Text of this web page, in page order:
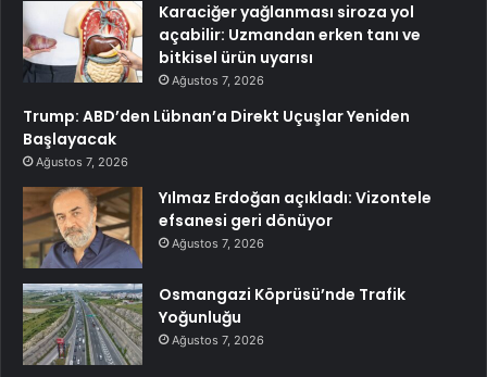
Karaciğer yağlanması siroza yol
açabilir: Uzmandan erken tanı ve
bitkisel ürün uyarısı
Ağustos 7, 2026
Trump: ABD’den Lübnan’a Direkt Uçuşlar Yeniden
Başlayacak
Ağustos 7, 2026
Yılmaz Erdoğan açıkladı: Vizontele
efsanesi geri dönüyor
Ağustos 7, 2026
Osmangazi Köprüsü’nde Trafik
Yoğunluğu
Ağustos 7, 2026